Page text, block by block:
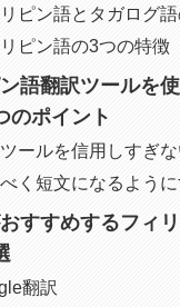
ピン語とタガログ
ピン語の3つの特徴
語翻訳ツールを
のポイント
ールを信用しすぎ
く短文になるように
すすめするフィ
翻訳